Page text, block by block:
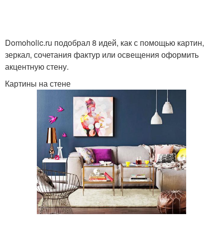
Domoholic.ru подобрал 8 идей, как с помощью картин,
зеркал, сочетания фактур или освещения оформить
акцентную стену.
Картины на стене